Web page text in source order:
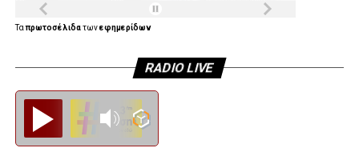
Ταπρωτοσέλιδατωνεφημερίδων
RADIO LIVE